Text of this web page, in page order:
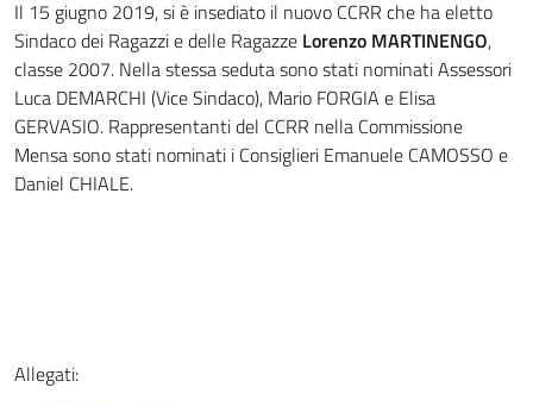
Il 15 giugno 2019, si è insediato il nuovo CCRR che ha eletto
Sindaco dei Ragazzi e delle Ragazze Lorenzo MARTINENGO,
classe 2007. Nella stessa seduta sono stati nominati Assessori
Luca DEMARCHI (Vice Sindaco), Mario FORGIA e Elisa
GERVASIO. Rappresentanti del CCRR nella Commissione
Mensa sono stati nominati i Consiglieri Emanuele CAMOSSO e
Daniel CHIALE.
Allegati: